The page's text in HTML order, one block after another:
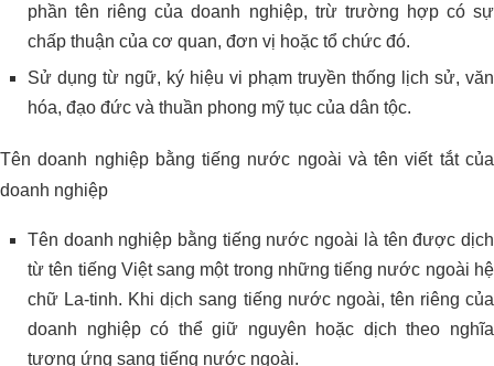
phần tên riêng của doanh nghiệp, trừ trường hợp có sự
chấp thuận của cơ quan, đơn vị hoặc tổ chức đó.
Sử dụng từ ngữ, ký hiệu vi phạm truyền thống lịch sử, văn
hóa, đạo đức và thuần phong mỹ tục của dân tộc.
Tên doanh nghiệp bằng tiếng nước ngoài và tên viết tắt của
doanh nghiệp
Tên doanh nghiệp bằng tiếng nước ngoài là tên được dịch
từ tên tiếng Việt sang một trong những tiếng nước ngoài hệ
chữ La-tinh. Khi dịch sang tiếng nước ngoài, tên riêng của
doanh nghiệp có thể giữ nguyên hoặc dịch theo nghĩa
tương ứng sang tiếng nước ngoài.